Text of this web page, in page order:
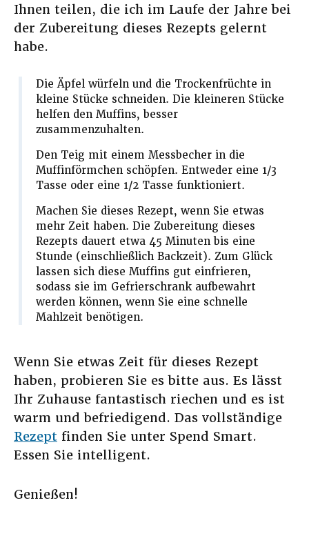
Ihnen teilen, die ich im Laufe der Jahre bei
der Zubereitung dieses Rezepts gelernt
habe.
Die Äpfel würfeln und die Trockenfrüchte in
kleine Stücke schneiden. Die kleineren Stücke
helfen den Muffins, besser
zusammenzuhalten.
Den Teig mit einem Messbecher in die
Muffinförmchen schöpfen. Entweder eine 1/3
Tasse oder eine 1/2 Tasse funktioniert.
Machen Sie dieses Rezept, wenn Sie etwas
mehr Zeit haben. Die Zubereitung dieses
Rezepts dauert etwa 45 Minuten bis eine
Stunde (einschließlich Backzeit). Zum Glück
lassen sich diese Muffins gut einfrieren,
sodass sie im Gefrierschrank aufbewahrt
werden können, wenn Sie eine schnelle
Mahlzeit benötigen.
Wenn Sie etwas Zeit für dieses Rezept
haben, probieren Sie es bitte aus. Es lässt
Ihr Zuhause fantastisch riechen und es ist
warm und befriedigend. Das vollständige
Rezept finden Sie unter Spend Smart.
Essen Sie intelligent.
Genießen!